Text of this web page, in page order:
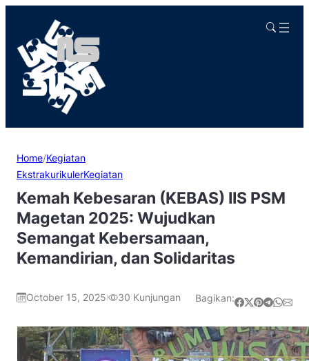
Home/Kegiatan
EkstrakurikulerKegiatan
Kemah Kebesaran (KEBAS) IIS PSM
Magetan 2025: Wujudkan
Semangat Kebersamaan,
Kemandirian, dan Solidaritas
October 15, 2025 30 Kunjungan Bagikan: Share on Facebook Share on X Share on Pinterest Share on TelegramShare on WhatsApp Share on Email